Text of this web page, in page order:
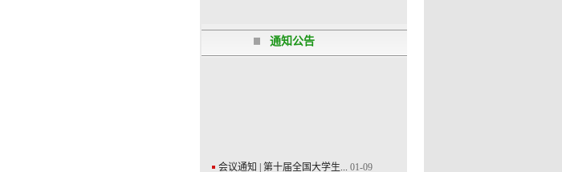
通知公告
学院年度开放仪器设备收入登... 03-15
会议通知 | 第十届全国大学生...
01-09